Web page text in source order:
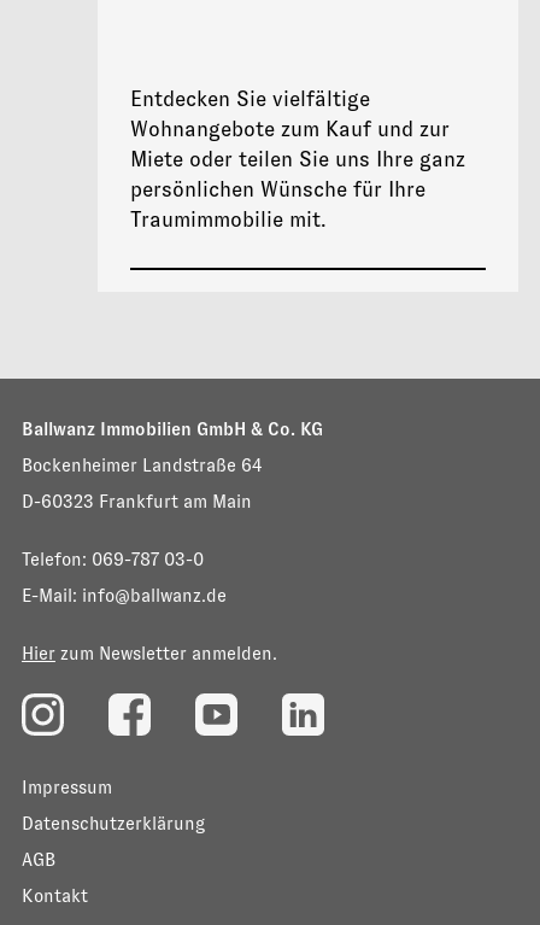
Entdecken Sie vielfältige
Wohnangebote zum Kauf und zur
Miete oder teilen Sie uns Ihre ganz
persönlichen Wünsche für Ihre
Traumimmobilie mit.
Ballwanz Immobilien GmbH & Co. KG
Bockenheimer Landstraße 64
D-60323 Frankfurt am Main
Telefon: 069-787 03-0
E-Mail: info@ballwanz.de
Hier zum Newsletter anmelden.
Impressum
Datenschutzerklärung
AGB
Kontakt